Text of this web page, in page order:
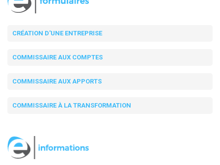
CRÉATION D'UNE ENTREPRISE
COMMISSAIRE AUX COMPTES
COMMISSAIRE AUX APPORTS
COMMISSAIRE À LA TRANSFORMATION